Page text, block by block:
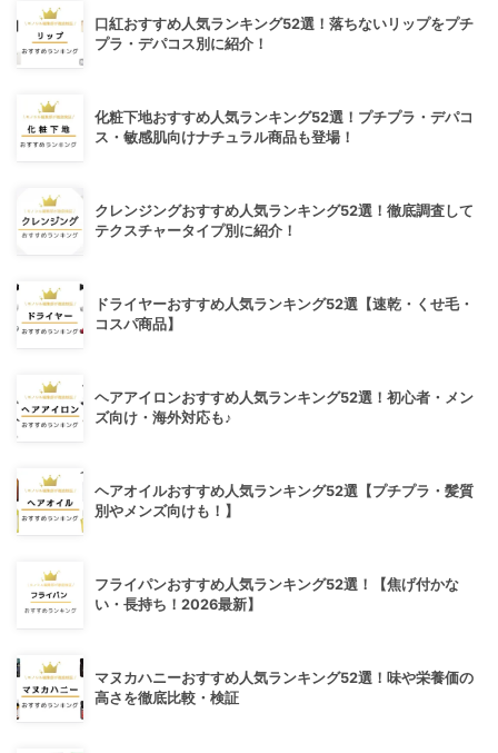
口紅おすすめ人気ランキング52選！落ちないリップをプチ
プラ・デパコス別に紹介！
化粧下地おすすめ人気ランキング52選！プチプラ・デパコ
ス・敏感肌向けナチュラル商品も登場！
クレンジングおすすめ人気ランキング52選！徹底調査して
テクスチャータイプ別に紹介！
ドライヤーおすすめ人気ランキング52選【速乾・くせ毛・
コスパ商品】
ヘアアイロンおすすめ人気ランキング52選！初心者・メン
ズ向け・海外対応も♪
ヘアオイルおすすめ人気ランキング52選【プチプラ・髪質
別やメンズ向けも！】
フライパンおすすめ人気ランキング52選！【焦げ付かな
い・長持ち！2026最新】
マヌカハニーおすすめ人気ランキング52選！味や栄養価の
高さを徹底比較・検証